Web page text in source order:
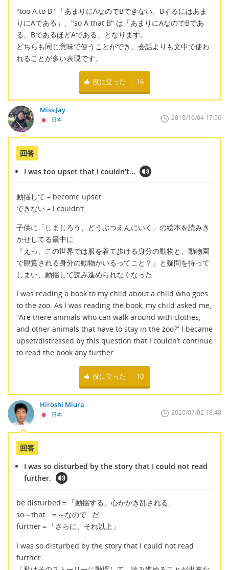
"too A to B" 「あまりにAなのでBできない、Bするにはあま
りにAである」、"so A that B" は「あまりにAなのでBであ
る、BであるほどAである」となります。
どちらも同じ意味で使うことができ、会話よりも文中で使わ
れることが多い表現です。
役に立った 16
Miss Jay
日本 2018/10/04 17:56
回答
I was too upset that I couldn't…
動揺して – become upset
できない – I couldn’t
子供に「しまじろう、どうぶつえんにいく」の絵本を読みき
かせしてる最中に
『えっ、この世界では服を着て歩ける身分の動物と、動物園
で観賞される身分の動物がいるってこと？』と疑問を持って
しまい、動揺して読み進められなくなった
I was reading a book to my child about a child who goes
to the zoo. As I was reading the book, my child asked me,
“Are there animals who can walk around with clothes,
and other animals that have to stay in the zoo?” I became
upset/distressed by this question that I couldn’t continue
to read the book any further.
役に立った 10
Hiroshi Miura
日本 2020/07/02 18:40
回答
I was so disturbed by the story that I could not read
further.
be disturbed＝「動揺する、心がかき乱される」
so～that…＝～なので…だ
further＝「さらに、それ以上」
I was so disturbed by the story that I could not read
further.